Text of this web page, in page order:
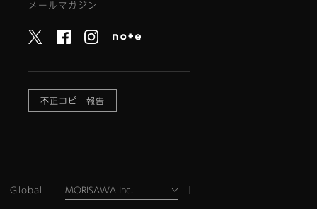
メールマガジン
不正コピー報告
Global